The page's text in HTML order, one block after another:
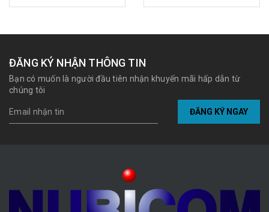
ĐĂNG KÝ NHẬN THÔNG TIN
Bạn có muốn là người đầu tiên nhận khuyến mãi hấp dẫn từ
chúng tôi
ĐĂNG KÝ NGAY